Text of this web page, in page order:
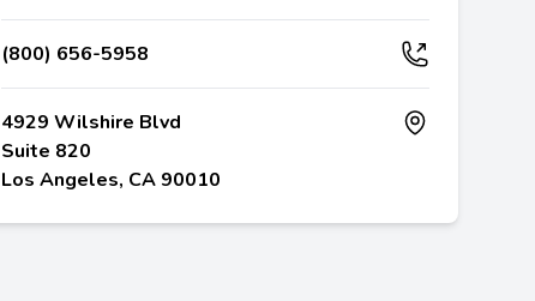
(800) 656-5958
4929 Wilshire Blvd
Suite 820
Los Angeles, CA 90010